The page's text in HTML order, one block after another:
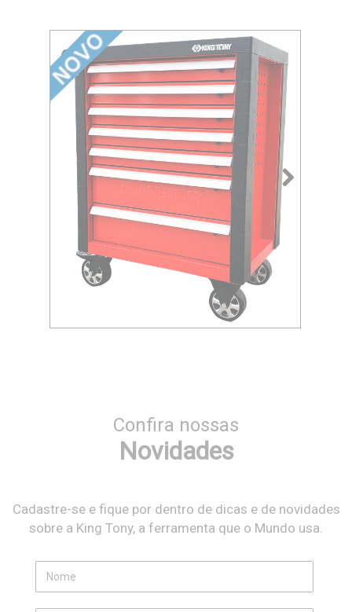
Confira nossas
Novidades
Cadastre-se e fique por dentro de dicas e de novidades
sobre a King Tony, a ferramenta que o Mundo usa.